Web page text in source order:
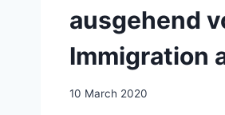
ausgehend
Immigration
10 March 2020